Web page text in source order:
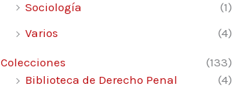
Sociología
(1)
Varios
(4)
Colecciones
(133)
Biblioteca de Derecho Penal
(4)